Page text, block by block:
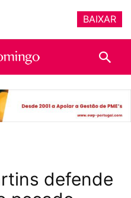
defende
BAIXAR